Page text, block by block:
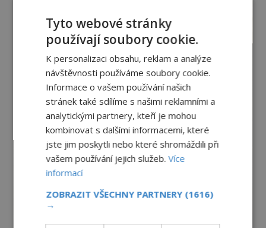
Tyto webové stránky
používají soubory cookie.
K personalizaci obsahu, reklam a analýze
návštěvnosti používáme soubory cookie.
Informace o vašem používání našich
stránek také sdílíme s našimi reklamními a
analytickými partnery, kteří je mohou
kombinovat s dalšími informacemi, které
jste jim poskytli nebo které shromáždili při
vašem používání jejich služeb.Více
informací
ZOBRAZIT VŠECHNY PARTNERY (1616)
→